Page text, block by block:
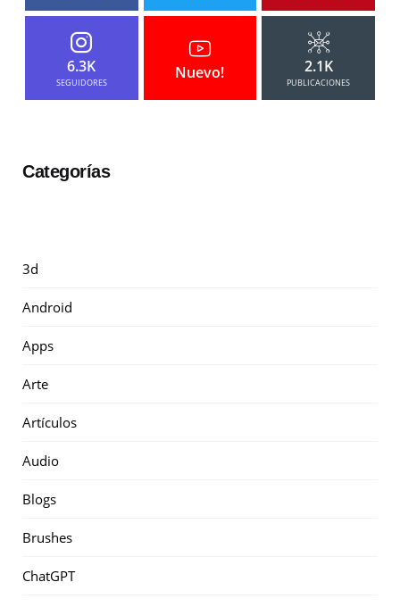
6.3K
SEGUIDORES
Nuevo! 2.1K
PUBLICACIONES
Categorías
3d
Android
Apps
Arte
Artículos
Audio
Blogs
Brushes
ChatGPT